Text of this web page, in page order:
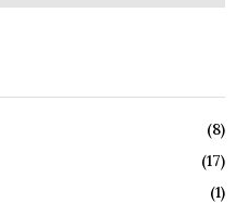
(8)
(17)
(1)